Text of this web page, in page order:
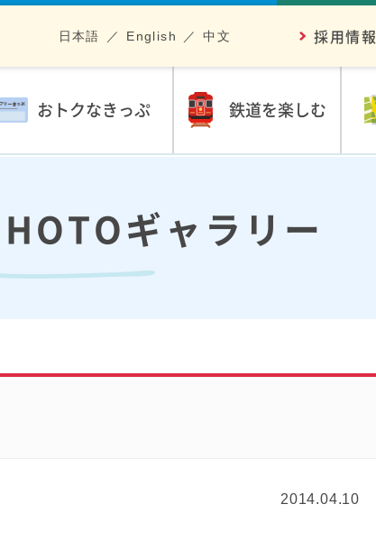
おトクなきっぷ 鉄道を楽しむ
採用情報
日本語 English 中文
ギャラリー
2014.04.10